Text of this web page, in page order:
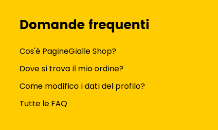
Domande frequenti
Cos'è PagineGialle Shop?
Dove si trova il mio ordine?
Come modifico i dati del profilo?
Tutte le FAQ